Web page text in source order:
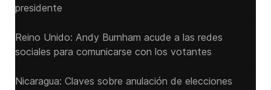
presidente
Reino Unido: Andy ‌Burnham acude a las redes
sociales para comunicarse con los votantes
Nicaragua: Claves sobre anulación de elecciones